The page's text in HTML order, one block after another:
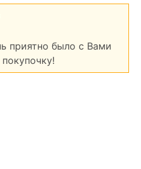
приятно было с Вами